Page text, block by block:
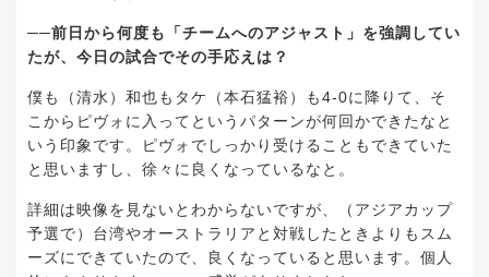
──前日から何度も「チームへのアジャスト」を強調してい
たが、今日の試合でその手応えは？
僕も（清水）和也もタケ（本石猛裕）も4-0に降りて、そ
こからピヴォに入ってというパターンが何回かできたなと
いう印象です。ピヴォでしっかり受けることもできていた
と思いますし、徐々に良くなっているなと。
詳細は映像を見ないとわからないですが、（アジアカップ
予選で）台湾やオーストラリアと対戦したときよりもスム
ーズにできていたので、良くなっていると思います。個人